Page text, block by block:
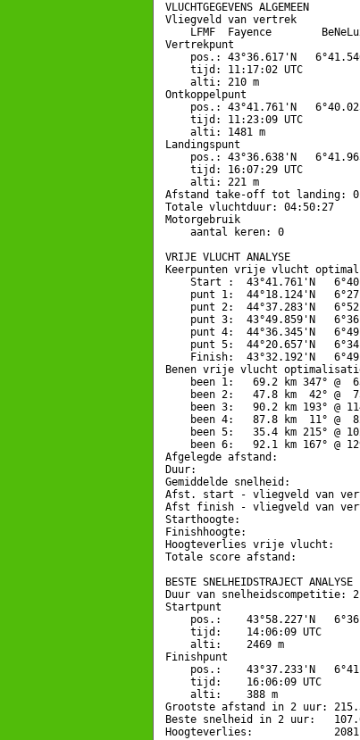
VLUCHTGEGEVENS ALGEMEEN
Vliegveld van vertrek
LFMF  Fayence
Vertrekpunt
pos.: 43°36.617'N
    tijd: 11:17:02 UTC
    alti: 210 m
Ontkoppelpunt
pos.: 43°41.761'N
    tijd: 11:23:09 UTC
    alti: 1481 m
Landingspunt
pos.: 43°36.638'N
    tijd: 16:07:29 UTC
    alti: 221 m
Afstand take-off tot landing:
Totale vluchtduur: 04:50:27
Motorgebruik
    aantal keren: 0
VRIJE VLUCHT ANALYSE
Keerpunten vrije vlucht
Start :  43°41.761'N
punt 1:  44°18.124'N
punt 2:  44°37.283'N
punt 3:  43°49.859'N
punt 4:  44°36.345'N
punt 5:  44°20.657'N
Finish:  43°32.192'N
Benen vrije vlucht
been 1:   69.2 km 347° @
been 2:   47.8 km  42° @
been 3:   90.2 km 193° @
been 4:   87.8 km  11° @
been 5:   35.4 km 215° @
been 6:   92.1 km 167° @
Afgelegde afstand:
Duur:
Gemiddelde snelheid:
Afst. start - vliegveld van
Afst finish - vliegveld van
Starthoogte:
Finishhoogte:
Hoogteverlies vrije vlucht:
Totale score afstand:
BESTE SNELHEIDSTRAJECT ANALYSE
Duur van snelheidscompetitie:
Startpunt
pos.:    43°58.227'N
    tijd:    14:06:09 UTC
    alti:    2469 m
Finishpunt
pos.:    43°37.233'N
    tijd:    16:06:09 UTC
    alti:    388 m
Grootste afstand in 2 uur:
Beste snelheid in 2 uur:
Hoogteverlies:             2081